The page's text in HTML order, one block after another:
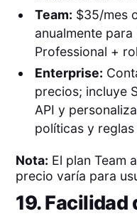
Team: $35/mes
anualmente
Professional +
Enterprise:
precios; incluye
API y
políticas y
Nota: El plan Team
precio varía para
19. Facilidad